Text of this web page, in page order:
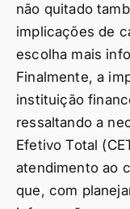
não quitado
implicações de
escolha mais
Finalmente, a
instituição
ressaltando a
Efetivo Total
atendimento ao
que, com